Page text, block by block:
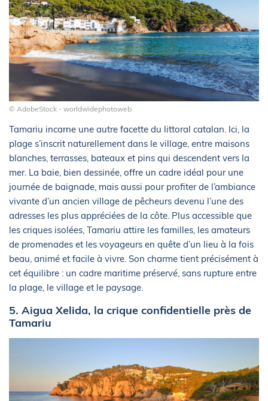
© AdobeStock - worldwidephotoweb
Tamariu incarne une autre facette du littoral catalan. Ici, la
plage s’inscrit naturellement dans le village, entre maisons
blanches, terrasses, bateaux et pins qui descendent vers la
mer. La baie, bien dessinée, offre un cadre idéal pour une
journée de baignade, mais aussi pour profiter de l’ambiance
vivante d’un ancien village de pêcheurs devenu l’une des
adresses les plus appréciées de la côte. Plus accessible que
les criques isolées, Tamariu attire les familles, les amateurs
de promenades et les voyageurs en quête d’un lieu à la fois
beau, animé et facile à vivre. Son charme tient précisément à
cet équilibre : un cadre maritime préservé, sans rupture entre
la plage, le village et le paysage.
5. Aigua Xelida, la crique confidentielle près de
Tamariu